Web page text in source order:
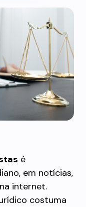
é
em notícias,
internet.
costuma